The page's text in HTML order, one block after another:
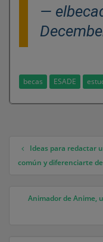
—
becas ESADE
Navegación
Ideas para redactar
común y diferenciarte
Animador de Anime,